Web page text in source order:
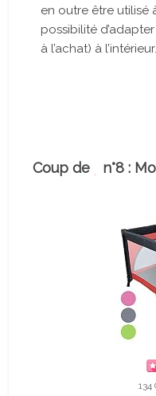
en outre être utilisé
possibilité
à l’achat) à l’intérieur.
Coup de n°8 :